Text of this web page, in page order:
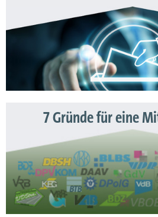
7 Gründe für eine